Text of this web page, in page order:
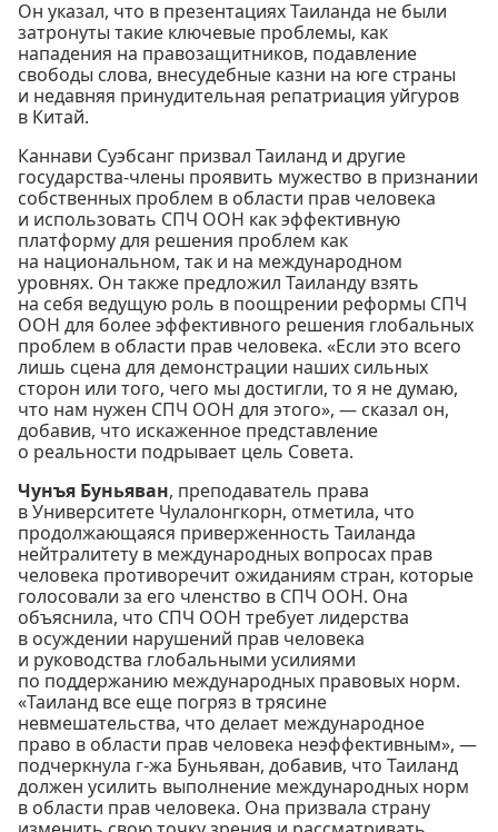
Он указал, что в презентациях Таиланда не были
затронуты такие ключевые проблемы, как
нападения на правозащитников, подавление
свободы слова, внесудебные казни на юге страны
и недавняя принудительная репатриация уйгуров
в Китай.
Каннави Суэбсанг призвал Таиланд и другие
государства-члены проявить мужество в признании
собственных проблем в области прав человека
и использовать СПЧ ООН как эффективную
платформу для решения проблем как
на национальном, так и на международном
уровнях. Он также предложил Таиланду взять
на себя ведущую роль в поощрении реформы СПЧ
ООН для более эффективного решения глобальных
проблем в области прав человека. «Если это всего
лишь сцена для демонстрации наших сильных
сторон или того, чего мы достигли, то я не думаю,
что нам нужен СПЧ ООН для этого», — сказал он,
добавив, что искаженное представление
о реальности подрывает цель Совета.
Чунъя Буньяван, преподаватель права
в Университете Чулалонгкорн, отметила, что
продолжающаяся приверженность Таиланда
нейтралитету в международных вопросах прав
человека противоречит ожиданиям стран, которые
голосовали за его членство в СПЧ ООН. Она
объяснила, что СПЧ ООН требует лидерства
в осуждении нарушений прав человека
и руководства глобальными усилиями
по поддержанию международных правовых норм.
«Таиланд все еще погряз в трясине
невмешательства, что делает международное
право в области прав человека неэффективным», —
подчеркнула г-жа Буньяван, добавив, что Таиланд
должен усилить выполнение международных норм
в области прав человека. Она призвала страну